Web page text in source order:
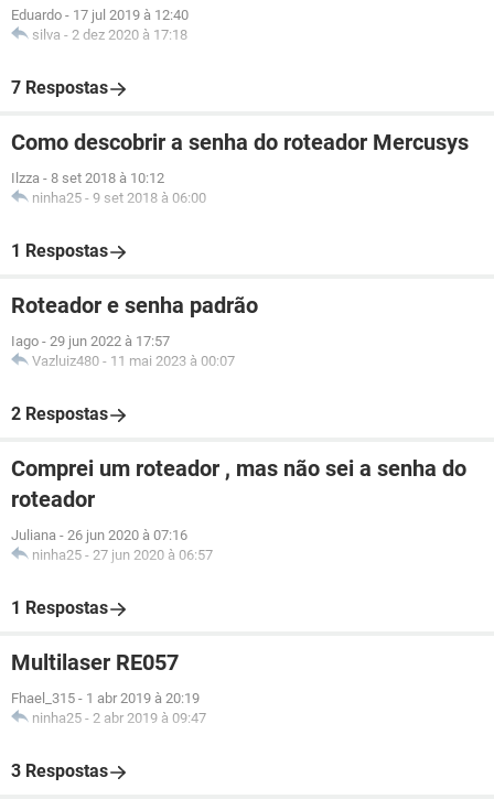
Eduardo - 17 jul 2019 à 12:40
silva - 2 dez 2020 à 17:18
7 Respostas
Como descobrir a senha do roteador Mercusys
Ilzza - 8 set 2018 à 10:12
ninha25 - 9 set 2018 à 06:00
1 Respostas
Roteador e senha padrão
Iago - 29 jun 2022 à 17:57
Vazluiz480 - 11 mai 2023 à 00:07
2 Respostas
Comprei um roteador , mas não sei a senha do
roteador
Juliana - 26 jun 2020 à 07:16
ninha25 - 27 jun 2020 à 06:57
1 Respostas
Multilaser RE057
Fhael_315 - 1 abr 2019 à 20:19
ninha25 - 2 abr 2019 à 09:47
3 Respostas